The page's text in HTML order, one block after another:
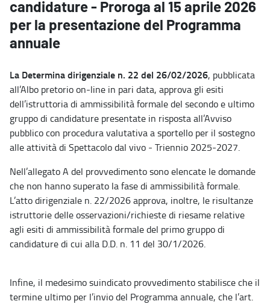
candidature - Proroga al 15 aprile 2026
per la presentazione del Programma
annuale
La Determina dirigenziale n. 22 del 26/02/2026, pubblicata
all’Albo pretorio on-line in pari data, approva gli esiti
dell’istruttoria di ammissibilità formale del secondo e ultimo
gruppo di candidature presentate in risposta all’Avviso
pubblico con procedura valutativa a sportello per il sostegno
alle attività di Spettacolo dal vivo - Triennio 2025-2027.
Nell’allegato A del provvedimento sono elencate le domande
che non hanno superato la fase di ammissibilità formale.
L’atto dirigenziale n. 22/2026 approva, inoltre, le risultanze
istruttorie delle osservazioni/richieste di riesame relative
agli esiti di ammissibilità formale del primo gruppo di
candidature di cui alla D.D. n. 11 del 30/1/2026.
Infine, il medesimo suindicato provvedimento stabilisce che il
termine ultimo per l’invio del Programma annuale, che l’art.